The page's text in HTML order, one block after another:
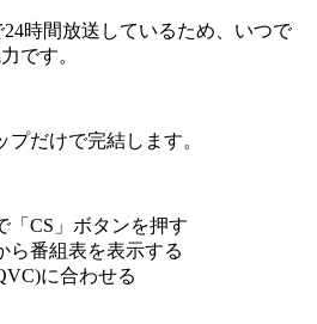
時間放送しているため、いつで
です。
だけで完結します。
「CS」ボタンを押す
ら番組表を表示する
に合わせる